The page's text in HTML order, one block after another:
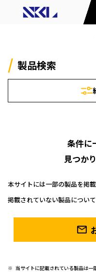
製品検索
条件に
見つか
本サイトには一部の製品を掲載
掲載されていない製品につい
当サイトに記載されている製品は一